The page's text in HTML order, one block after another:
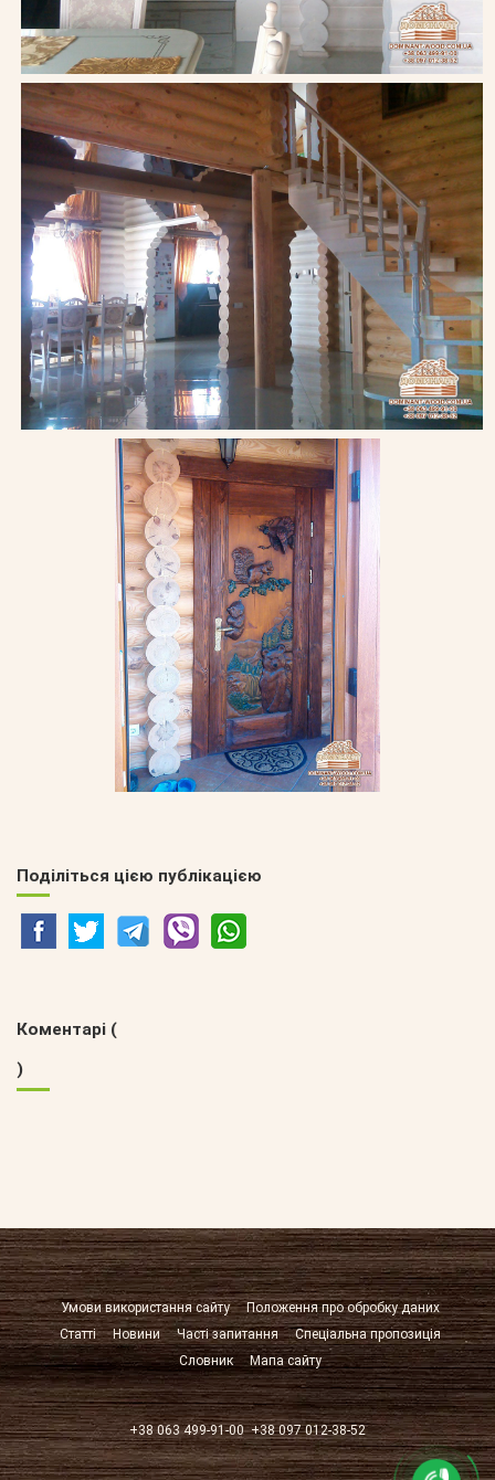
Поділіться цією публікацією
Коментарі (
)
Умови використання сайту
Положення про обробку даних
Статті
Новини Часті запитання
Спеціальна пропозиція
Словник
Мапа сайту
+38 063 499-91-00 +38 097 012-38-52